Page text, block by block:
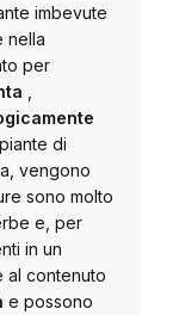
imbevute
nella
per
di
vengono
sono molto
e, per
in un
al contenuto
e possono